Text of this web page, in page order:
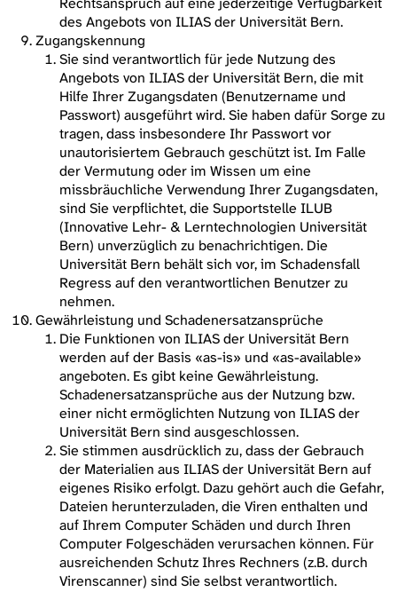
des Angebots von ILIAS der Universität Bern.
Zugangskennung
Sie sind verantwortlich für jede Nutzung des
Angebots von ILIAS der Universität Bern, die mit
Hilfe Ihrer Zugangsdaten (Benutzername und
Passwort) ausgeführt wird. Sie haben dafür Sorge zu
tragen, dass insbesondere Ihr Passwort vor
unautorisiertem Gebrauch geschützt ist. Im Falle
der Vermutung oder im Wissen um eine
missbräuchliche Verwendung Ihrer Zugangsdaten,
sind Sie verpflichtet, die Supportstelle ILUB
(Innovative Lehr- & Lerntechnologien Universität
Bern) unverzüglich zu benachrichtigen. Die
Universität Bern behält sich vor, im Schadensfall
Regress auf den verantwortlichen Benutzer zu
nehmen.
Gewährleistung und Schadenersatzansprüche
Die Funktionen von ILIAS der Universität Bern
werden auf der Basis «as-is» und «as-available»
angeboten. Es gibt keine Gewährleistung.
Schadenersatzansprüche aus der Nutzung bzw.
einer nicht ermöglichten Nutzung von ILIAS der
Universität Bern sind ausgeschlossen.
Sie stimmen ausdrücklich zu, dass der Gebrauch
der Materialien aus ILIAS der Universität Bern auf
eigenes Risiko erfolgt. Dazu gehört auch die Gefahr,
Dateien herunterzuladen, die Viren enthalten und
auf Ihrem Computer Schäden und durch Ihren
Computer Folgeschäden verursachen können. Für
ausreichenden Schutz Ihres Rechners (z.B. durch
Virenscanner) sind Sie selbst verantwortlich.